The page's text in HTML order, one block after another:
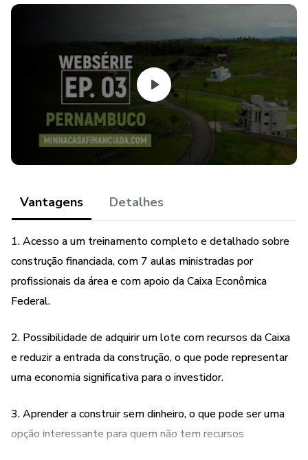
Como reduzir a entrada de sua construção;
Como começar a construir sem dinheiro;
Como adiantar as medições da caixa para iniciar sua obra;
E muito mais...
de perda. Nenhuma informação contida neste produto deve
aconselhamento de investimento.”
Vantagens Detalhes
1. Acesso a um treinamento completo e detalhado sobre
construção financiada, com 7 aulas ministradas por
profissionais da área e com apoio da Caixa Econômica
Federal.
2. Possibilidade de adquirir um lote com recursos da Caixa
e reduzir a entrada da construção, o que pode representar
uma economia significativa para o investidor.
3. Aprender a construir sem dinheiro, o que pode ser uma
opção interessante para quem não tem recursos